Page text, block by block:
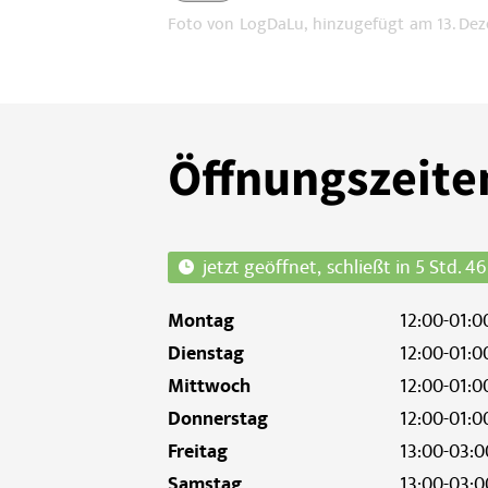
Foto von LogDaLu, hinzugefügt am 13.
schließt in 5 Std.
Montag 12:00-
Dienstag 12:00-
Mittwoch 12:00-
Donnerstag 12:00-
Freitag 13:00-